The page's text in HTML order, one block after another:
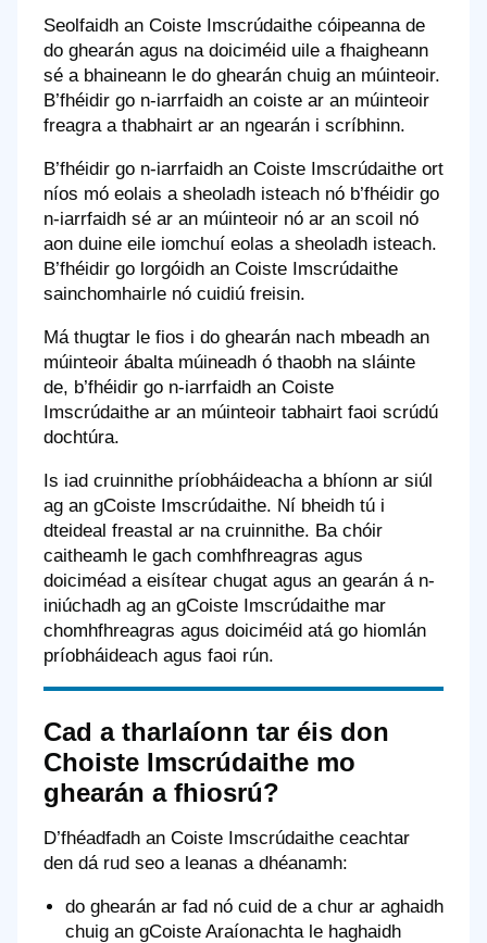
Seolfaidh an Coiste Imscrúdaithe cóipeanna de
do ghearán agus na doiciméid uile a fhaigheann
sé a bhaineann le do ghearán chuig an múinteoir.
B’fhéidir go n-iarrfaidh an coiste ar an múinteoir
freagra a thabhairt ar an ngearán i scríbhinn.
B’fhéidir go n-iarrfaidh an Coiste Imscrúdaithe ort
níos mó eolais a sheoladh isteach nó b’fhéidir go
n-iarrfaidh sé ar an múinteoir nó ar an scoil nó
aon duine eile iomchuí eolas a sheoladh isteach.
B’fhéidir go lorgóidh an Coiste Imscrúdaithe
sainchomhairle nó cuidiú freisin.
Má thugtar le fios i do ghearán nach mbeadh an
múinteoir ábalta múineadh ó thaobh na sláinte
de, b’fhéidir go n-iarrfaidh an Coiste
Imscrúdaithe ar an múinteoir tabhairt faoi scrúdú
dochtúra.
Is iad cruinnithe príobháideacha a bhíonn ar siúl
ag an gCoiste Imscrúdaithe. Ní bheidh tú i
dteideal freastal ar na cruinnithe. Ba chóir
caitheamh le gach comhfhreagras agus
doiciméad a eisítear chugat agus an gearán á n-
iniúchadh ag an gCoiste Imscrúdaithe mar
chomhfhreagras agus doiciméid atá go hiomlán
príobháideach agus faoi rún.
Cad a tharlaíonn tar éis don
Choiste Imscrúdaithe mo
ghearán a fhiosrú?
D’fhéadfadh an Coiste Imscrúdaithe ceachtar
den dá rud seo a leanas a dhéanamh:
do ghearán ar fad nó cuid de a chur ar aghaidh
chuig an gCoiste Araíonachta le haghaidh